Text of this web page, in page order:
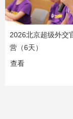
2026北京超级外交
营（6天）
查看